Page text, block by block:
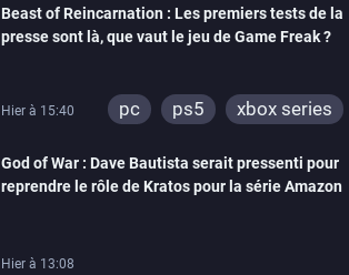
Beast of Reincarnation : Les premiers tests de la
presse sont là, que vaut le jeu de Game Freak ?
Hier à 15:40 pc ps5 xbox series
God of War : Dave Bautista serait pressenti pour
reprendre le rôle de Kratos pour la série Amazon
Hier à 13:08